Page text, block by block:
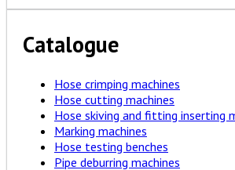
Catalogue
Hose crimping machines
Hose cutting machines
Hose skiving and fitting inserting
Marking machines
Hose testing benches
Pipe deburring machines